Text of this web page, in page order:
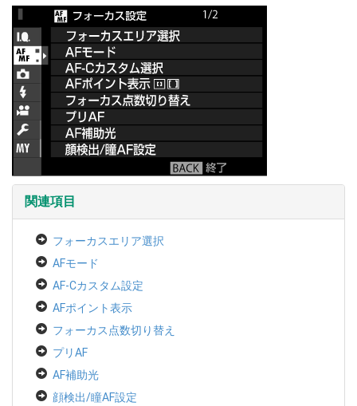
関連項目
フォーカスエリア選択
AFモード
AF-Cカスタム設定
AFポイント表示
フォーカス点数切り替え
プリAF
AF補助光
顔検出/瞳AF設定